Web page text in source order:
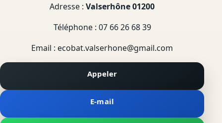
Adresse :Valserhône 01200
Téléphone : 07 66 26 68 39
Email : ecobat.valserhone@gmail.com
Appeler
E‑mail